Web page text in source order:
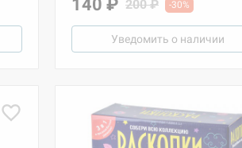
140 ₽ 200 ₽ -30%
Уведомить о наличии